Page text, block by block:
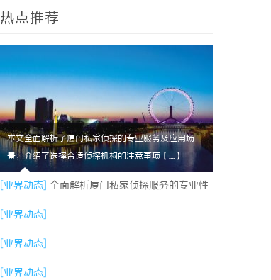
热点推荐
本文全面解析了厦门私家侦探的专业服务及应用场
景，介绍了选择合适侦探机构的注意事项【....】
[业界动态] 全面解析厦门私家侦探服务的专业性
与应用场景
[业界动态]
[业界动态]
[业界动态]